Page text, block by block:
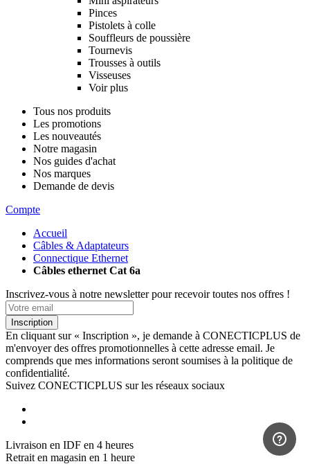
Pinces
Pistolets à colle
Souffleurs de poussière
Tournevis
Trousses à outils
Visseuses
Voir plus
Tous nos produits
Les promotions
Les nouveautés
Notre magasin
Nos guides d'achat
Nos marques
Demande de devis
Compte
Accueil
Câbles & Adaptateurs
Connectique Ethernet
Câbles ethernet Cat 6a
Inscrivez-vous à notre newsletter pour recevoir toutes nos offres !
Inscription
En cliquant sur « Inscription », je demande à CONECTICPLUS de
m'envoyer des offres promotionnelles à cette adresse email. Je
comprends que mes informations seront soumises à la politique de
confidentialité.
Suivez CONECTICPLUS sur les réseaux sociaux
Livraison en IDF en 4 heures
Retrait en magasin en 1 heure